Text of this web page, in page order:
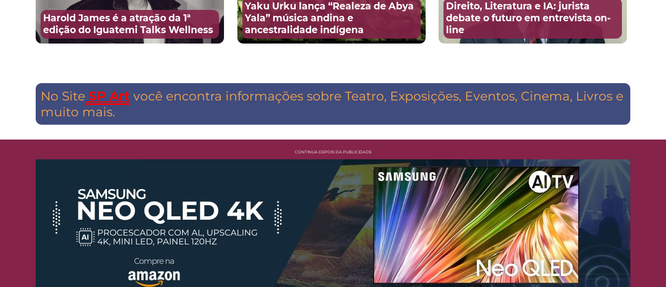
Harold James é a atração da 1ª
edição do Iguatemi Talks Wellness
Yaku Urku lança “Realeza de Abya
Yala” música andina e
ancestralidade indígena
Direito, Literatura e IA: jurista
debate o futuro em entrevista on-
line
No Site SP Art você encontra informações sobre Teatro, Exposições, Eventos, Cinema, Livros e
muito mais.
CONTINUA DEPOIS DA PUBLICIDADE